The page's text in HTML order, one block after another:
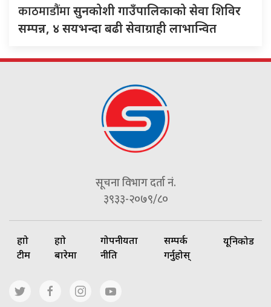
काठमाडौंमासुनकोशी गाउँपालिकाको सेवा शिविर
सम्पन्न, ४ सयभन्दा बढी सेवाग्राही लाभान्वित
सूचना विभाग दर्ता नं.
३९३३-२०७९/८०
हाम्रो
टीम
हाम्रो
बारेमा
गोपनीयता
नीति
सम्पर्क
गर्नुहोस्
यूनिकोड